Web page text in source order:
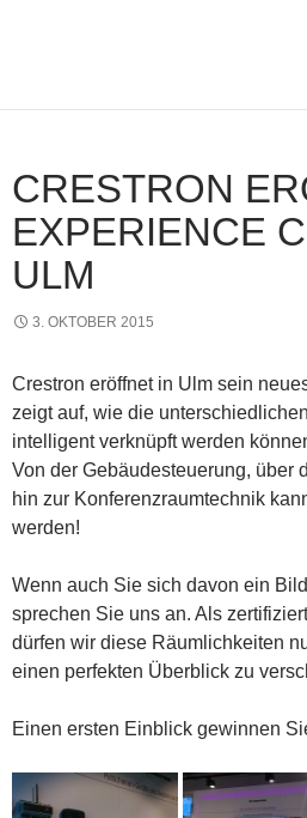
CRESTRON
EXPERIENCE
ULM
3. OKTOBER 2015
Crestron eröffnet in Ulm sein
zeigt auf, wie die
intelligent verknüpft werden
Von der Gebäudesteuerung, über
hin zur Konferenzraumtechnik
werden!
Wenn auch Sie sich davon ein
sprechen Sie uns an. Als
dürfen wir diese Räumlichkeiten
einen perfekten Überblick zu
Einen ersten Einblick gewinnen